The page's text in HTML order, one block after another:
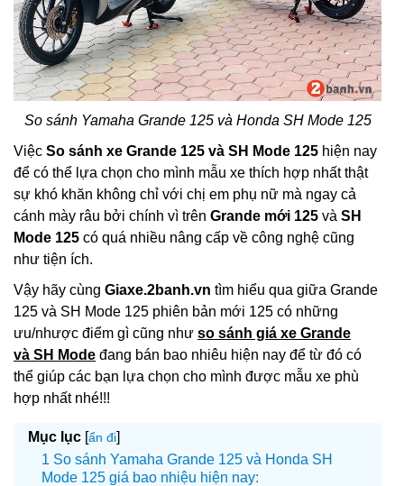
So sánh Yamaha Grande 125 và Honda SH Mode 125
Việc So sánh xe Grande 125 và SH Mode 125 hiện nay
để có thể lựa chọn cho mình mẫu xe thích hợp nhất thật
sự khó khăn không chỉ với chị em phụ nữ mà ngay cả
cánh mày râu bởi chính vì trên Grande mới 125 và SH
Mode 125 có quá nhiều nâng cấp về công nghệ cũng
như tiện ích.
Vậy hãy cùng Giaxe.2banh.vn tìm hiểu qua giữa Grande
125 và SH Mode 125 phiên bản mới 125 có những
ưu/nhược điểm gì cũng như so sánh giá xe Grande
và SH Mode đang bán bao nhiêu hiện nay để từ đó có
thể giúp các bạn lựa chọn cho mình được mẫu xe phù
hợp nhất nhé!!!
Mục lục [ẩn đi]
So sánh Yamaha Grande 125 và Honda SH
Mode 125 giá bao nhiệu hiện nay: